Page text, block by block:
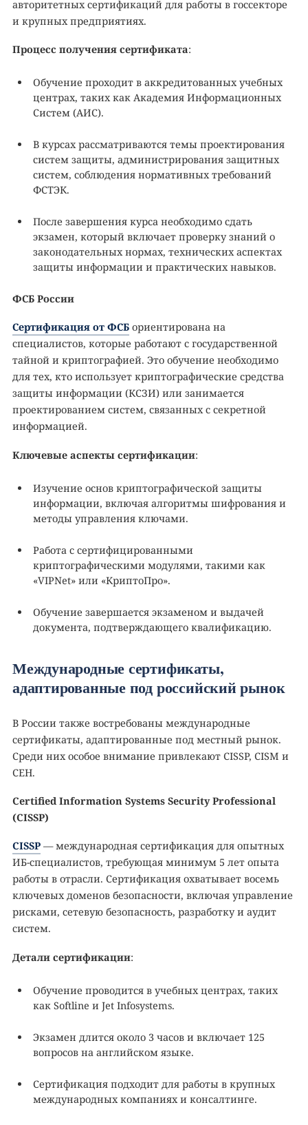
авторитетных сертификаций для работы в госсекторе
и крупных предприятиях.
Процесс получения сертификата:
Обучение проходит в аккредитованных учебных
центрах, таких как Академия Информационных
Систем (АИС).
В курсах рассматриваются темы проектирования
систем защиты, администрирования защитных
систем, соблюдения нормативных требований
ФСТЭК.
После завершения курса необходимо сдать
экзамен, который включает проверку знаний о
законодательных нормах, технических аспектах
защиты информации и практических навыков.
ФСБ России
Сертификация от ФСБ ориентирована на
специалистов, которые работают с государственной
тайной и криптографией. Это обучение необходимо
для тех, кто использует криптографические средства
защиты информации (КСЗИ) или занимается
проектированием систем, связанных с секретной
информацией.
Ключевые аспекты сертификации:
Изучение основ криптографической защиты
информации, включая алгоритмы шифрования и
методы управления ключами.
Работа с сертифицированными
криптографическими модулями, такими как
«VIPNet» или «КриптоПро».
Обучение завершается экзаменом и выдачей
документа, подтверждающего квалификацию.
Международные сертификаты,
адаптированные под российский рынок
В России также востребованы международные
сертификаты, адаптированные под местный рынок.
Среди них особое внимание привлекают CISSP, CISM и
CEH.
Certified Information Systems Security Professional
(CISSP)
CISSP — международная сертификация для опытных
ИБ-специалистов, требующая минимум 5 лет опыта
работы в отрасли. Сертификация охватывает восемь
ключевых доменов безопасности, включая управление
рисками, сетевую безопасность, разработку и аудит
систем.
Детали сертификации:
Обучение проводится в учебных центрах, таких
как Softline и Jet Infosystems.
Экзамен длится около 3 часов и включает 125
вопросов на английском языке.
Сертификация подходит для работы в крупных
международных компаниях и консалтинге.